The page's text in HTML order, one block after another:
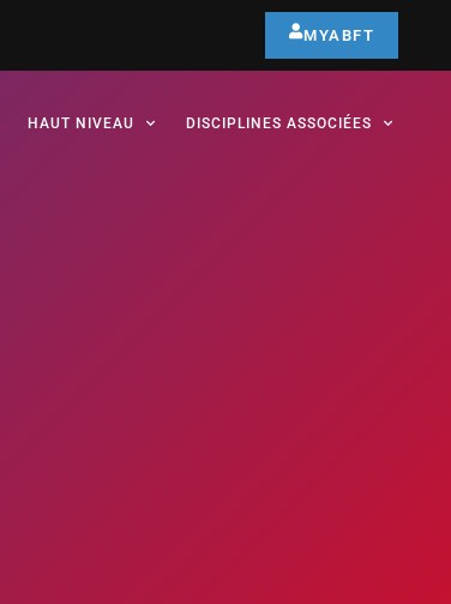
MYABFT
HAUT NIVEAU DISCIPLINES ASSOCIÉES